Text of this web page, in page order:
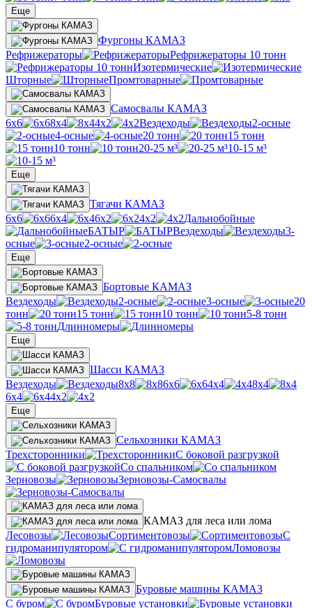
Еще
Фургоны КАМАЗ
Рефрижераторы
Рефрижераторы 10 тонн
Изотермические
Шторные
Промтоварные
Самосвалы КАМАЗ
6х6
8х4 4х2 Вездеходы
2-осные
4-осные
20 тонн
15 тонн
10 тонн
20-25 м³ 10-15 м³
Еще
Тягачи КАМАЗ
6х6
6х4 6х2 4х2
Дальнобойные
БАТЫР
Вездеходы
3-
осные
2-осные
Еще
Бортовые КАМАЗ
Вездеходы
2-осные 3-осные
20
тонн
15 тонн 10 тонн
5-8 тонн
Длинномеры
Еще
Шасси КАМАЗ
Вездеходы
8х8 6х6 4х4
8х4
6х4
4х2
Еще
Сельхозники КАМАЗ
Трехсторонники
С боковой разгрузкой
Со спальником
Зерновозы
Зерновозы-Самосвалы
КАМАЗ для леса или лома
Лесовозы
Сортиментовозы
С
гидроманипулятором
Ломовозы
Буровые машины КАМАЗ
С буром
Буровые установки